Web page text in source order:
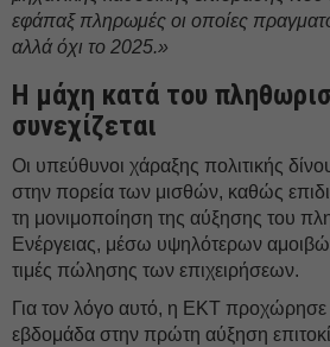
εφάπαξ πληρωμές οι οποίες
αλλά όχι το 2025.»
Η μάχη κατά του
συνεχίζεται
Οι υπεύθυνοι χάραξης πολιτικής
στην πορεία των μισθών, καθώς
τη μονιμοποίηση της αύξησης του
Ενέργειας, μέσω υψηλότερων
τιμές πώλησης των επιχειρήσεων.
Για τον λόγο αυτό, η ΕΚΤ
εβδομάδα στην πρώτη αύξηση